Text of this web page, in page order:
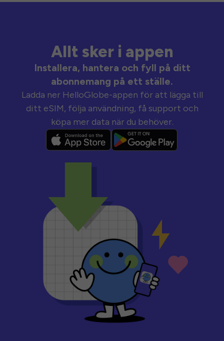
Allt sker i appen
Installera, hantera och fyll på ditt
abonnemang på ett ställe.
Ladda ner HelloGlobe-appen för att lägga till
ditt eSIM, följa användning, få support och
köpa mer data när du behöver.